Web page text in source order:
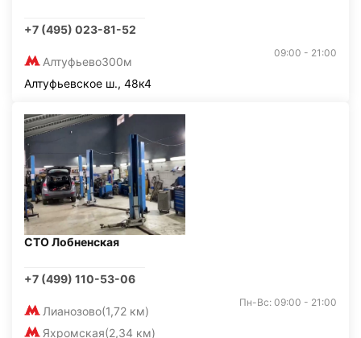
+7 (495) 023-81-52
Алтуфьево300м
09:00 - 21:00
Алтуфьевское ш., 48к4
СТО Лобненская
+7 (499) 110-53-06
Лианозово(1,72 км)
Яхромская(2,34 км)
Пн-Вс: 09:00 - 21:00